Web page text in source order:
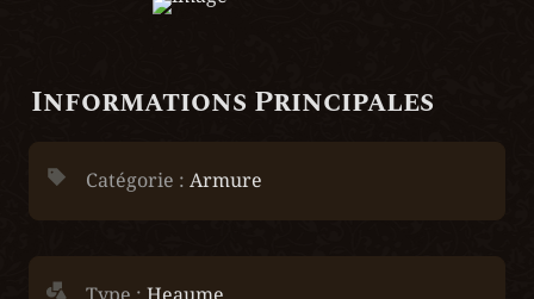
Informations Principales
Catégorie : Armure